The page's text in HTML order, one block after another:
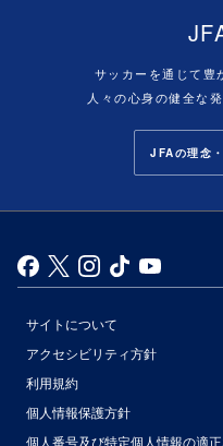
サッカーを通じて豊
人々の心身の健全な
JFAの理念
サイトについて
アクセシビリティ方針
利用規約
個人情報保護方針
個人番号及び特定個人情報の適